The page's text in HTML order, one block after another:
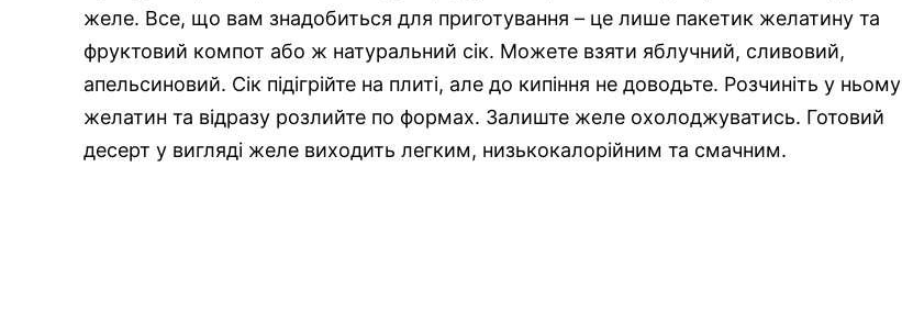
желе. Все, що вам знадобиться для приготування – це лише пакетик желатину та
фруктовий компот або ж натуральний сік. Можете взяти яблучний, сливовий,
апельсиновий. Сік підігрійте на плиті, але до кипіння не доводьте. Розчиніть у ньому
желатин та відразу розлийте по формах. Залиште желе охолоджуватись. Готовий
десерт у вигляді желе виходить легким, низькокалорійним та смачним.